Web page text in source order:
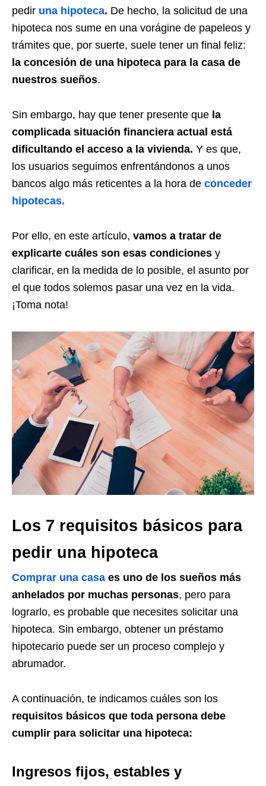
pedir una hipoteca. De hecho, la solicitud de una
hipoteca nos sume en una vorágine de papeleos y
trámites que, por suerte, suele tener un final feliz:
la concesión de una hipoteca para la casa de
nuestros sueños.
Sin embargo, hay que tener presente que la
complicada situación financiera actual está
dificultando el acceso a la vivienda. Y es que,
los usuarios seguimos enfrentándonos a unos
bancos algo más reticentes a la hora de conceder
hipotecas.
Por ello, en este artículo, vamos a tratar de
explicarte cuáles son esas condiciones y
clarificar, en la medida de lo posible, el asunto por
el que todos solemos pasar una vez en la vida.
¡Toma nota!
Los 7 requisitos básicos para
pedir una hipoteca
Comprar una casa es uno de los sueños más
anhelados por muchas personas, pero para
lograrlo, es probable que necesites solicitar una
hipoteca. Sin embargo, obtener un préstamo
hipotecario puede ser un proceso complejo y
abrumador.
A continuación, te indicamos cuáles son los
requisitos básicos que toda persona debe
cumplir para solicitar una hipoteca:
Ingresos fijos, estables y